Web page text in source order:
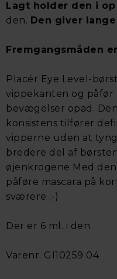
Lagt holder den i
den. Den giver
Fremgangsmåden
Placér Eye Level-
vippekanten og påfør
bevægelser opad.
konsistens tilfører
vipperne uden at
bredere del af
øjenkrogene Med
påføre mascara på
sværere ;-)
Der er 6 ml. i den.
Varenr. GI10259 04